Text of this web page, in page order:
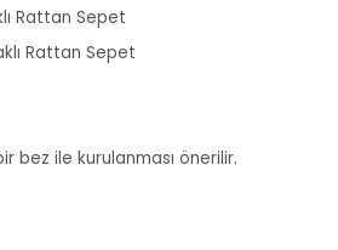
Rattan Sepet
Rattan Sepet
bez ile kurulanması önerilir.